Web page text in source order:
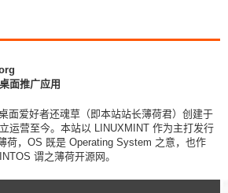
面推广应用
面爱好者还魂草（即本站站长薄荷君）创建于
运营至今。本站以 LINUXMINT 作为主打发行
荷，OS 既是 Operating System 之意，也作
谓之薄荷开源网。